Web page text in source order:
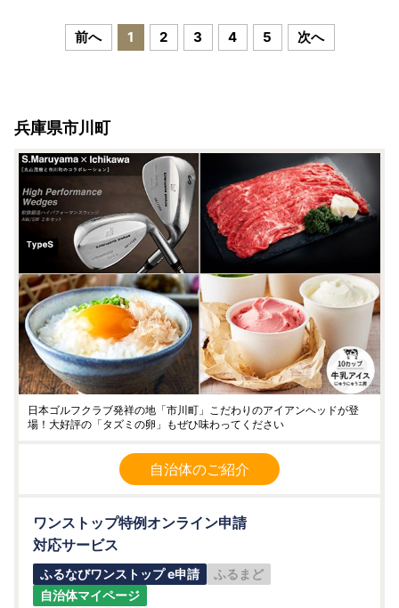
前へ 1 2 3 4 5 次へ
兵庫県市川町
日本ゴルフクラブ発祥の地「市川町」こだわりのアイアンヘッドが登
場！大好評の「タズミの卵」もぜひ味わってください
自治体のご紹介
ワンストップ特例オンライン申請
対応サービス
ふるなびワンストップ e申請
ふるまど
自治体マイページ